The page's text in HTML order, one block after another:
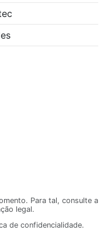
Para tal, consulte a
legal.
de confidencialidade.